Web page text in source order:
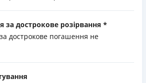
за дострокове розірвання *
дострокове погашення не